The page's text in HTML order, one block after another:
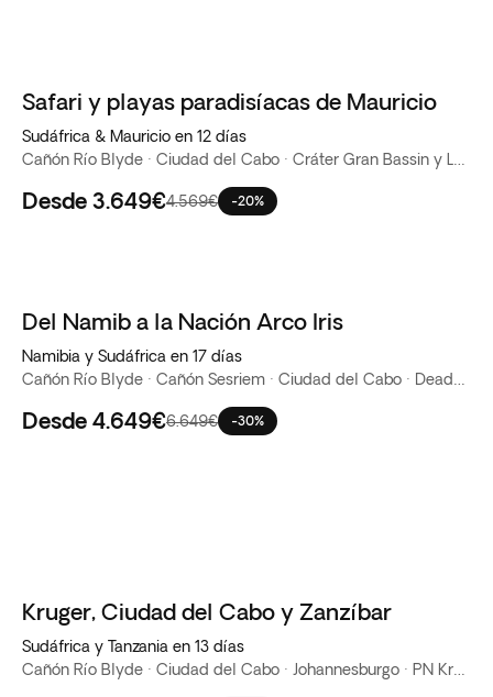
Safari y playas paradisíacas de Mauricio
Sudáfrica & Mauricio en 12 días
Desde 3.649€4.569€ -20%
Del Namib a la Nación Arco Iris
Namibia y Sudáfrica en 17 días
Desde 4.649€6.649€ -30%
Kruger, Ciudad del Cabo y Zanzíbar
Sudáfrica y Tanzania en 13 días